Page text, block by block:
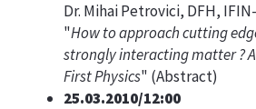
Dr. Mihai Petrovici, DFH,
"How to approach cutting
strongly interacting matter ?
First Physics" (Abstract)
25.03.2010/12:00